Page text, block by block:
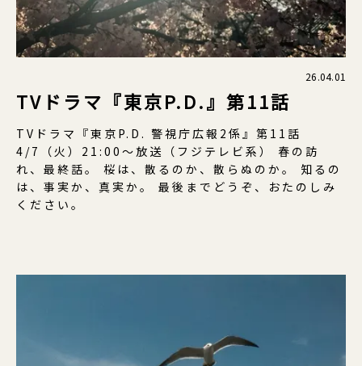
26.04.01
TVドラマ『東京P.D.』第11話
TVドラマ『東京P.D. 警視庁広報2係』第11話
4/7（火）21:00〜放送（フジテレビ系） 春の訪
れ、最終話。 桜は、散るのか、散らぬのか。 知るの
は、事実か、真実か。 最後までどうぞ、おたのしみ
ください。